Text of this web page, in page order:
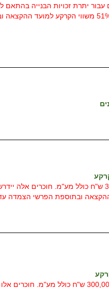
יתרת זכויות הבנייה בהתאם
יידרשו לשלם את הפער בין התשלום ששולם בפועל בגין רכישת הזכויות
האמור לא יחול על חוכרים ביישובי עולים אשר גובה ההטבה בהתאם להחלטה זו
האמור לא יחול על חוכרים שביצעו עסקאות לפי בניה בפועל אשר גובה